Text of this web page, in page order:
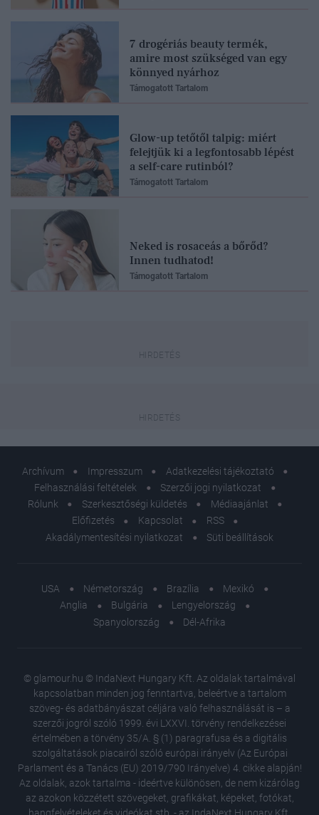
7 drogériás beauty termék,
amire most szükséged van egy
könnyed nyárhoz
Támogatott Tartalom
Glow-up tetőtől talpig: miért
felejtjük ki a legfontosabb lépést
a self-care rutinból?
Támogatott Tartalom
Neked is rosaceás a bőrőd?
Innen tudhatod!
Támogatott Tartalom
Archívum Impresszum
Adatkezelési tájékoztató
Felhasználási feltételek
Szerzői jogi nyilatkozat
Rólunk
Szerkesztőségi küldetés
Médiaajánlat
Előfizetés
Kapcsolat
RSS
Akadálymentesítési nyilatkozat
Süti beállítások
USA Németország Brazília
Mexikó
Anglia
Bulgária
Lengyelország
Spanyolország
Dél-Afrika
© glamour.hu © IndaNext Hungary Kft. Az oldalak tartalmával
kapcsolatban minden jog fenntartva, beleértve a tartalom
szöveg- és adatbányászat céljára való felhasználását is – a
szerzői jogról szóló 1999. évi LXXVI. törvény rendelkezései
értelmében a törvény 35/A. § (1) paragrafusa és a digitális
szolgáltatások piacairól szóló európai irányelv (Az Európai
Parlament és a Tanács (EU) 2019/790 Irányelve) 4. cikke alapján!
Az oldalak, azok tartalma - ideértve különösen, de nem kizárólag
az azokon közzétett szövegeket, grafikákat, képeket, fotókat,